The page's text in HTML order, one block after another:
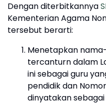
Dengan diterbitkannya
Kementerian Agama
tersebut berarti:
Menetapkan
tercanturn dalam
ini sebagai guru
pendidik dan
dinyatakan